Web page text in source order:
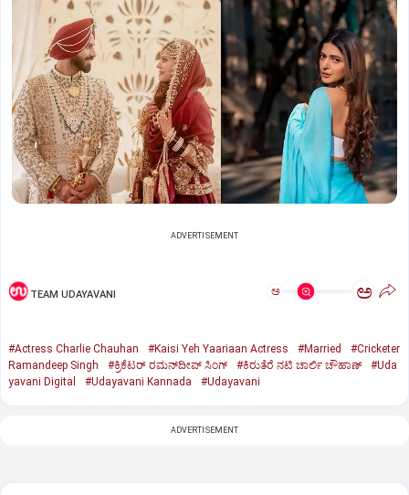
ADVERTISEMENT
TEAM UDAYAVANI ಅ ಅ
#Actress Charlie Chauhan #Kaisi Yeh Yaariaan Actress #Married
#Cricketer
Ramandeep Singh
#ಕ್ರಿಕೆಟರ್‌ ರಮನ್‌ದೀಪ್‌ ಸಿಂಗ್ #ಕಿರುತೆರೆ ನಟಿ ಚಾರ್ಲಿ ಚೌಹಾಣ್
#Uda
yavani Digital
#Udayavani Kannada #Udayavani
ADVERTISEMENT